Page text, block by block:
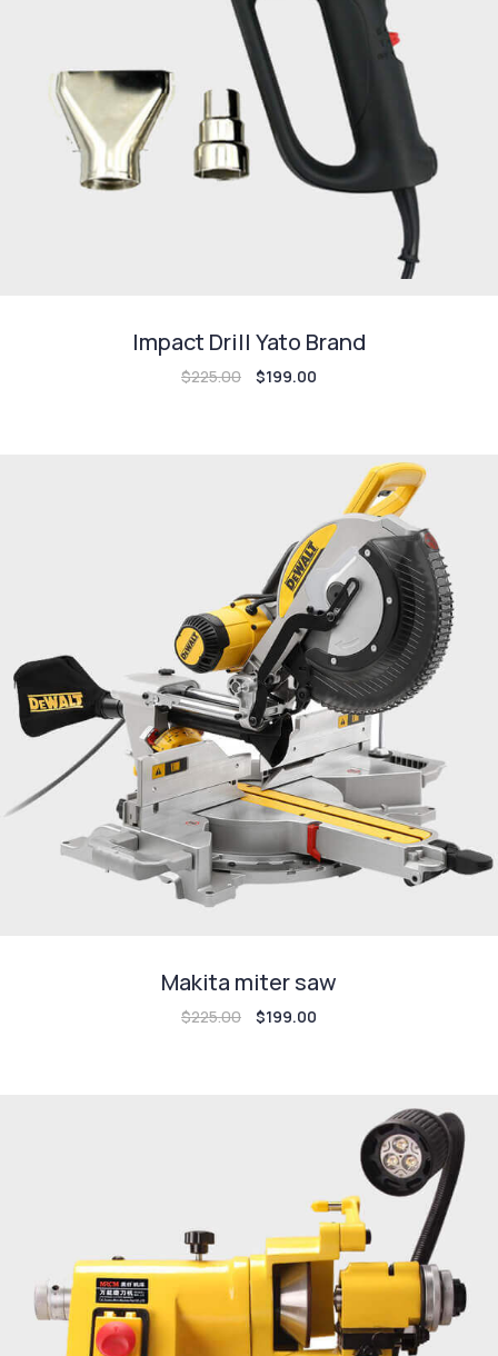
Impact Drill Yato Brand
$225.00 $199.00
Makita miter saw
$225.00 $199.00